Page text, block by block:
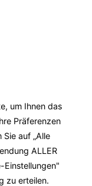
um Ihnen das
Präferenzen
auf „Alle
ALLER
Einstellungen"
zu erteilen.